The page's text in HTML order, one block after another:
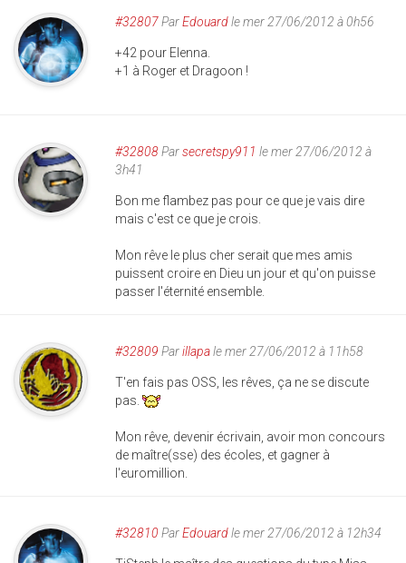
#32807ParEdouardle mer 27/06/2012 à 0h56
+42 pour Elenna.
+1 à Roger et Dragoon !
#32808Parsecretspy911 le mer 27/06/2012 à
3h41
Bon me flambez pas pour ce que je vais dire
mais c'est ce que je crois.
Mon rêve le plus cher serait que mes amis
puissent croire en Dieu un jour et qu'on puisse
passer l'éternité ensemble.
#32809 Parillapale mer 27/06/2012 à 11h58
T'en fais pas OSS, les rêves, ça ne se discute
pas.
Mon rêve, devenir écrivain, avoir mon concours
de maître(sse) des écoles, et gagner à
l'euromillion.
#32810 ParEdouardle mer 27/06/2012 à 12h34